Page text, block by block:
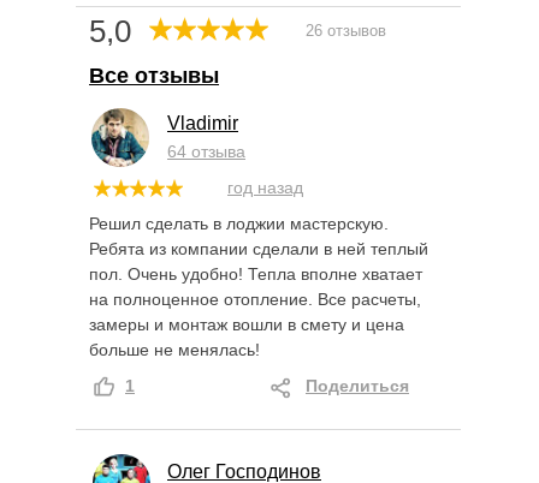
5,0 26 отзывов
год назад
Vladimir
64 отзыва
Все отзывы
Решил сделать в лоджии мастерскую.
Ребята из компании сделали в ней теплый
пол. Очень удобно! Тепла вполне хватает
на полноценное отопление. Все расчеты,
замеры и монтаж вошли в смету и цена
больше не менялась!
1
Поделиться
Олег Господинов